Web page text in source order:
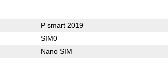
P smart 2019
SIM0
Nano SIM